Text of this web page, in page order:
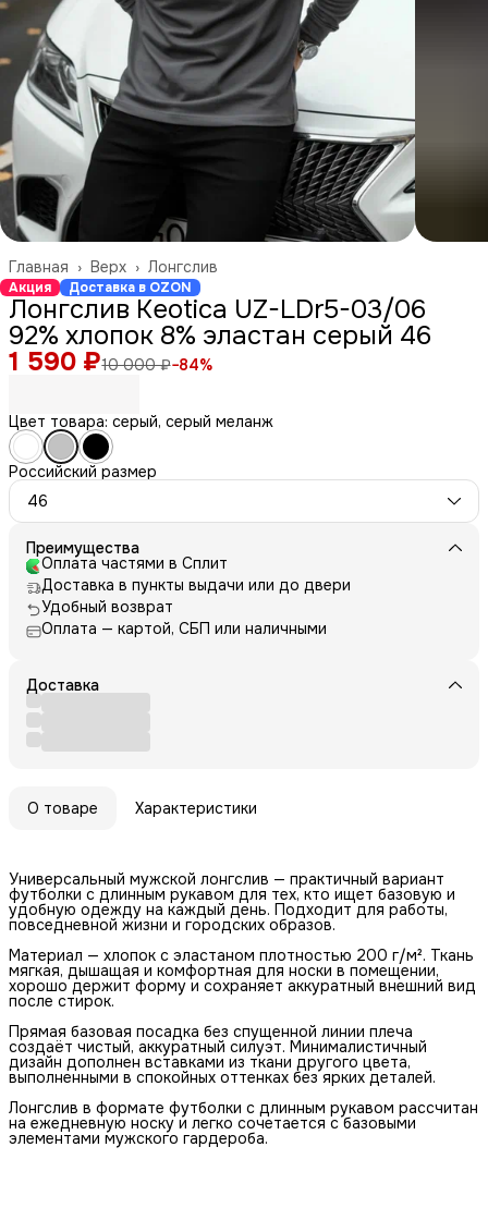
Лонгслив
Верх ›
Главная ›
Акция Доставка в OZON
Лонгслив Keotica UZ-LDr5-03/06
92% хлопок 8% эластан серый 46
1 590 ₽10 000 ₽−84%
Цвет товара: серый, серый меланж
Российский размер
46
Преимущества
Оплата частями в Сплит
Доставка в пункты выдачи или до двери
Удобный возврат
Оплата — картой, СБП или наличными
Доставка
О товаре Характеристики
Универсальный мужской лонгслив — практичный вариант
футболки с длинным рукавом для тех, кто ищет базовую и
удобную одежду на каждый день. Подходит для работы,
повседневной жизни и городских образов.
Материал — хлопок с эластаном плотностью 200 г/м². Ткань
мягкая, дышащая и комфортная для носки в помещении,
хорошо держит форму и сохраняет аккуратный внешний вид
после стирок.
Прямая базовая посадка без спущенной линии плеча
создаёт чистый, аккуратный силуэт. Минималистичный
дизайн дополнен вставками из ткани другого цвета,
выполненными в спокойных оттенках без ярких деталей.
Лонгслив в формате футболки с длинным рукавом рассчитан
на ежедневную носку и легко сочетается с базовыми
элементами мужского гардероба.